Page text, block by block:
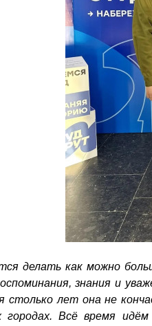
делать как можно
знания и
столько лет она не
городах. Всё время